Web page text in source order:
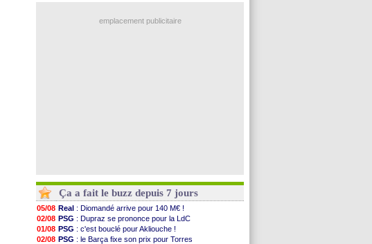
: Naples vise Gabriel Jesus
emplacement publicitaire
Ça a fait le buzz depuis 7 jours
05/08 Real : Diomandé arrive pour 140 M€ !
02/08 PSG : Dupraz se prononce pour la LdC
01/08 PSG : c'est bouclé pour Akliouche !
02/08 PSG : le Barça fixe son prix pour Torres